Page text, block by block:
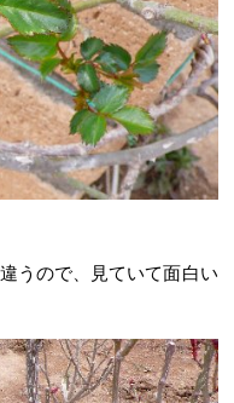
うので、見ていて面白い